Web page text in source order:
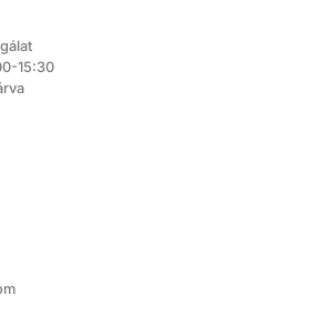
15:30